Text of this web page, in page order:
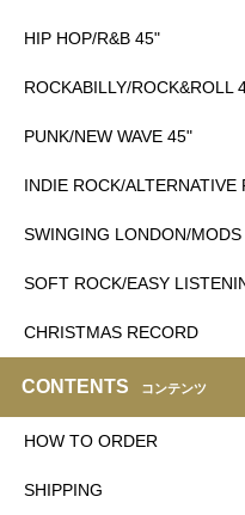
HIP HOP/R&B 45"
ROCKABILLY/ROCK&ROLL
PUNK/NEW WAVE 45"
INDIE ROCK/ALTERNATIVE
SWINGING LONDON/
SOFT ROCK/EASY
CHRISTMAS RECORD
CONTENTS コンテンツ
HOW TO ORDER
SHIPPING